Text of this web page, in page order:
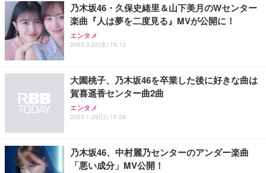
乃木坂46・久保史緒里＆山下美月のWセンター
楽曲『人は夢を二度見る』MVが公開に！
エンタメ
2023.3.22(水) 19:13
大園桃子、乃木坂46を卒業した後に好きな曲は
賀喜遥香センター曲2曲
エンタメ
2023.1.29(日) 19:26
乃木坂46、中村麗乃センターのアンダー楽曲
「悪い成分」MV公開！